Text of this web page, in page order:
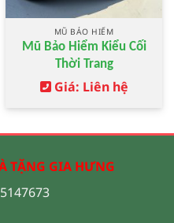
MŨ BẢO HIỂM
Mũ Bảo Hiểm Kiểu Cối
Thời Trang
Giá: Liên hệ
TẶNG GIA HƯNG